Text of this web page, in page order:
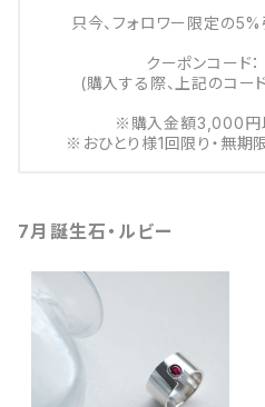
只今、フォロワー限定の
クーポンコード
(購入する際、上記のコー
※購入金額3,000円
※おひとり様1回限り・無期
7月誕生石・ルビー